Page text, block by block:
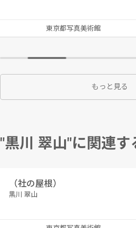
東京都写真美術館
もっと見る
"黒川 翠山"に関連す
（社の屋根）
黒川 翠山